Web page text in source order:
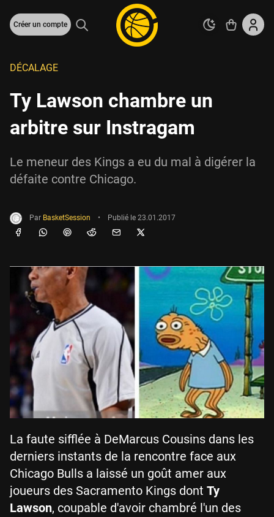
Créer un compte
DÉCALAGE
Ty Lawson chambre un
arbitre sur Instragam
Le meneur des Kings a eu du mal à digérer la
défaite contre Chicago.
Par BasketSession • Publié le 23.01.2017
La faute sifflée à DeMarcus Cousins dans les
derniers instants de la rencontre face aux
Chicago Bulls a laissé un goût amer aux
joueurs des Sacramento Kings dont Ty
Lawson, coupable d'avoir chambré l'un des